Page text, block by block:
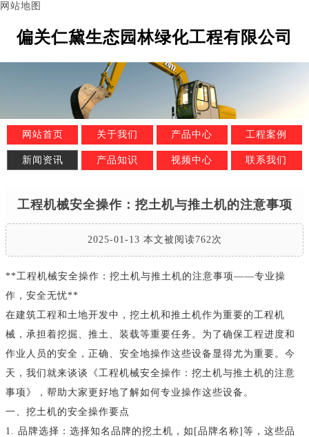
网站地图
偏关仁黛生态园林绿化工程有限公司
网站首页 关于我们 产品中心 工程案例
新闻资讯 产品知识 视频中心 联系我们
工程机械安全操作：挖土机与推土机的注意事项
2025-01-13 本文被阅读762次
**工程机械安全操作：挖土机与推土机的注意事项——专业操
作，安全无忧**
在建筑工程和土地开发中，挖土机和推土机作为重要的工程机
械，承担着挖掘、推土、装载等重要任务。为了确保工程进度和
作业人员的安全，正确、安全地操作这些设备显得尤为重要。今
天，我们就来谈谈《工程机械安全操作：挖土机与推土机的注意
事项》，帮助大家更好地了解如何专业操作这些设备。
一、挖土机的安全操作要点
1. 品牌选择：选择知名品牌的挖土机，如[品牌名称]等，这些品